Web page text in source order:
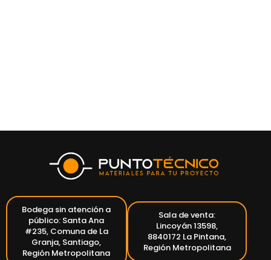
Bodega sin atención a
público: Santa Ana
#235, Comuna de La
Granja, Santiago,
Región Metropolitana
Sala de venta:
Lincoyán 13598,
8840172 La Pintana,
Región Metropolitana